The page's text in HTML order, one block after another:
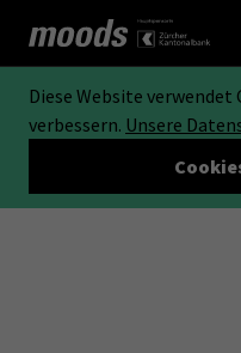
Diese Website
verbessern. Unsere